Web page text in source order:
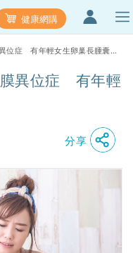
健康網購
異位症 有年輕
分享